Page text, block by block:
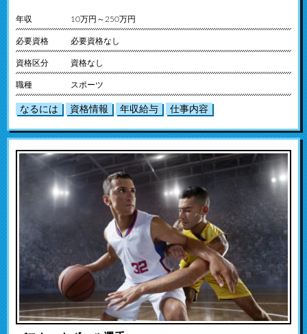
年収 10万円～250万円
必要資格 必要資格なし
資格区分 資格なし
職種 スポーツ
なるには 資格情報 年収給与 仕事内容